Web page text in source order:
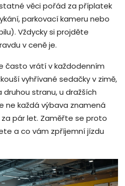
věci pořád za příplatek
parkovací kameru nebo
Vždycky si projděte
v ceně je.
často vrátí v každodenním
vyhřívané sedačky v zimě,
stranu, u dražších
ne každá výbava znamená
pár let. Zaměřte se proto
a co vám zpříjemní jízdu